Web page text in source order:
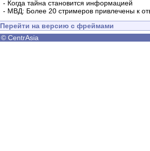
- Когда тайна становится информацией
- МВД: Более 20 стримеров привлечены к
Перейти на версию с фреймами
© CentrAsia